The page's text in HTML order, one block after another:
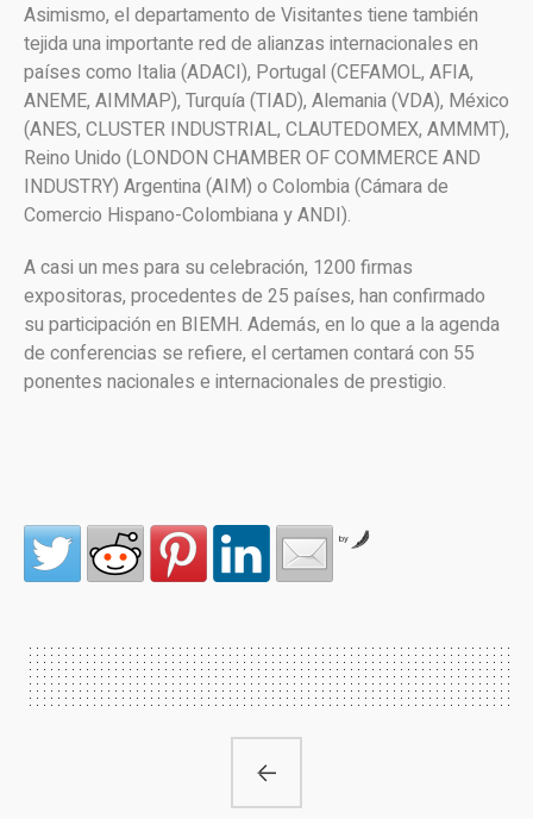
Asimismo, el departamento de Visitantes tiene también
tejida una importante red de alianzas internacionales en
países como Italia (ADACI), Portugal (CEFAMOL, AFIA,
ANEME, AIMMAP), Turquía (TIAD), Alemania (VDA), México
(ANES, CLUSTER INDUSTRIAL, CLAUTEDOMEX, AMMMT),
Reino Unido (LONDON CHAMBER OF COMMERCE AND
INDUSTRY) Argentina (AIM) o Colombia (Cámara de
Comercio Hispano-Colombiana y ANDI).
A casi un mes para su celebración, 1200 firmas
expositoras, procedentes de 25 países, han confirmado
su participación en BIEMH. Además, en lo que a la agenda
de conferencias se refiere, el certamen contará con 55
ponentes nacionales e internacionales de prestigio.
by